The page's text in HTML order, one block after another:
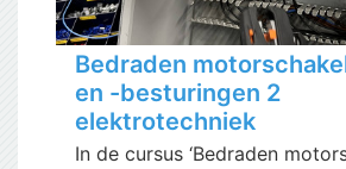
Bedraden
en -besturingen 2
elektrotechniek
In de cursus ‘Bedraden